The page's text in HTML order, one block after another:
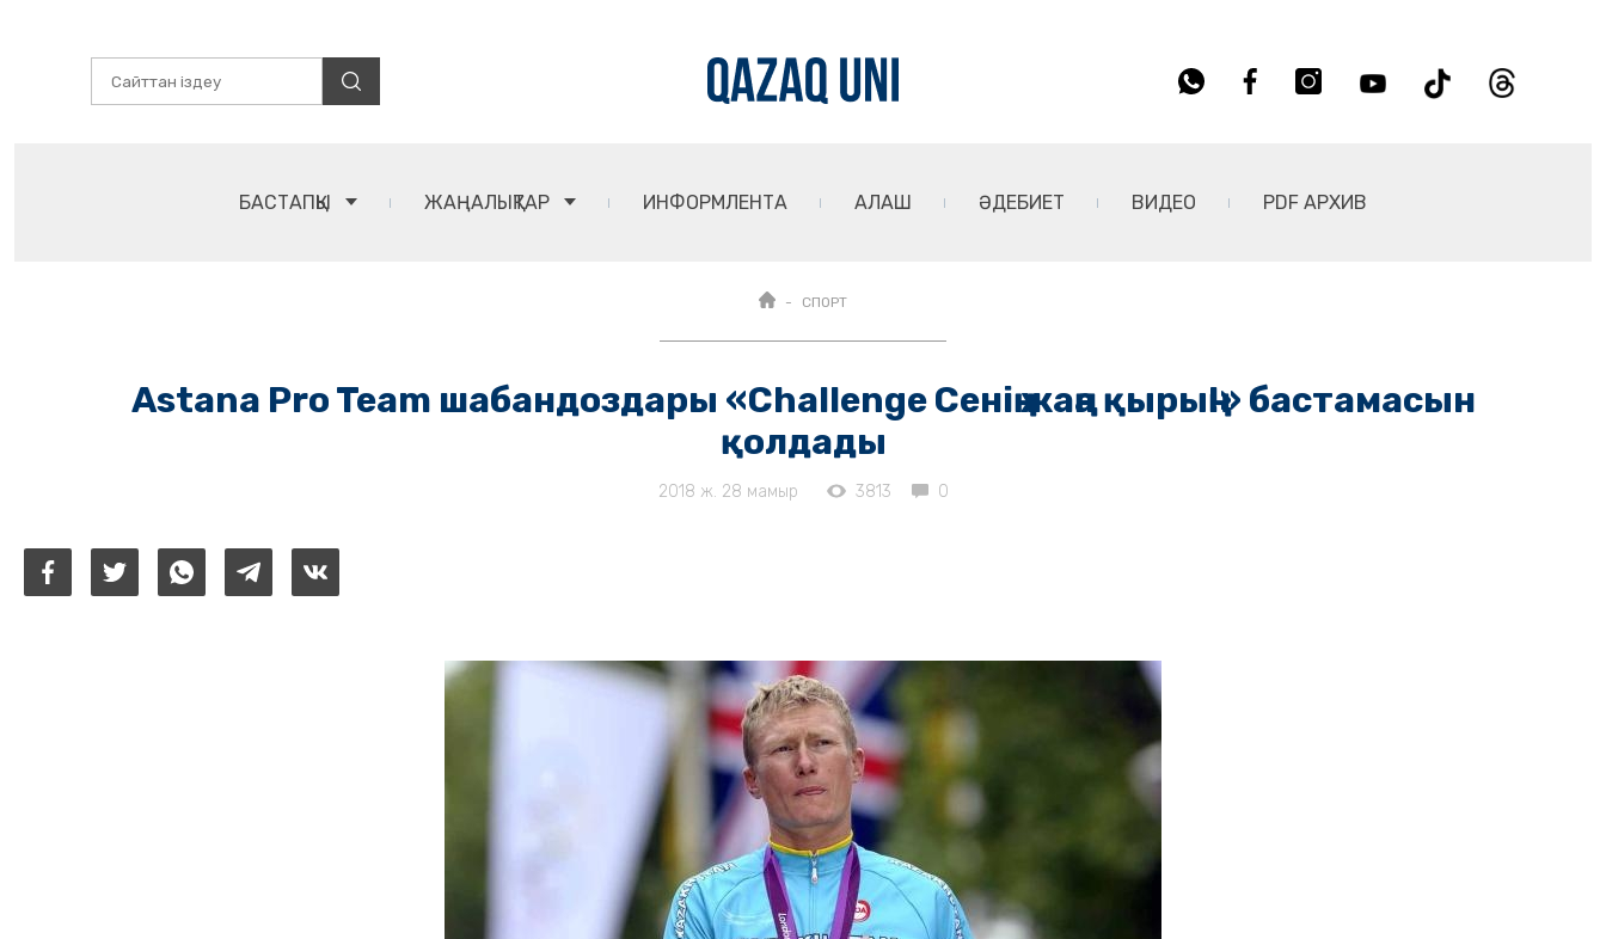
БАСТАПҚЫ ЖАҢАЛЫҚТАР ИНФОРМЛЕНТА АЛАШ ӘДЕБИЕТ ВИДЕО PDF АРХИВ
СПОРТ
Astana Pro Team шабандоздары «Challenge Сенің жаңа қырың!» бастамасын
қолдады
2018 ж. 28 мамыр 3813 0